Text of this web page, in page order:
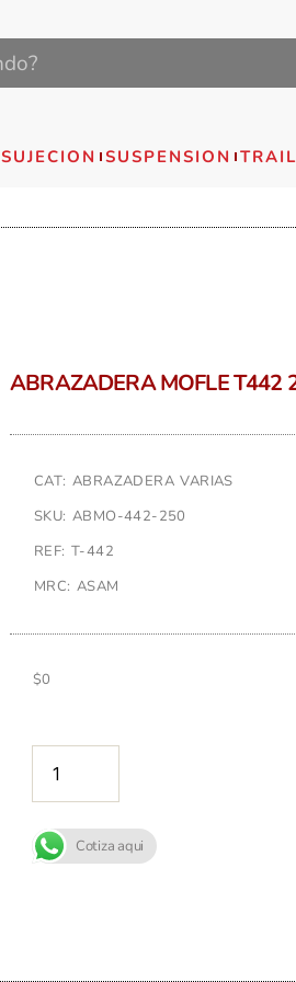
SUJECION SUSPENSION
ABRAZADERA MOFLE T442
CAT: ABRAZADERA VARIAS
SKU: ABMO-442-250
REF: T-442
MRC: ASAM
$0
Cotiza aqui